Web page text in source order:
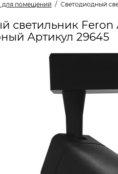
для помещений Светодиодный
светильник
Артикул 29645